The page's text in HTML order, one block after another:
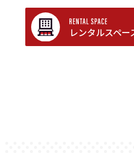
レンタルスペ